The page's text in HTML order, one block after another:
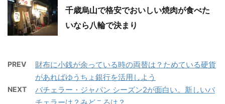
千歳烏山で格安でおいしい焼肉が食べた
いなら八輪で決まり
PREV
財布に小銭が余っている時の両替は？ためている硬貨
があればゆうちょ銀行を活用しよう
NEXT
バチェラー・ジャパン シーズン2が面白い。新しいバ